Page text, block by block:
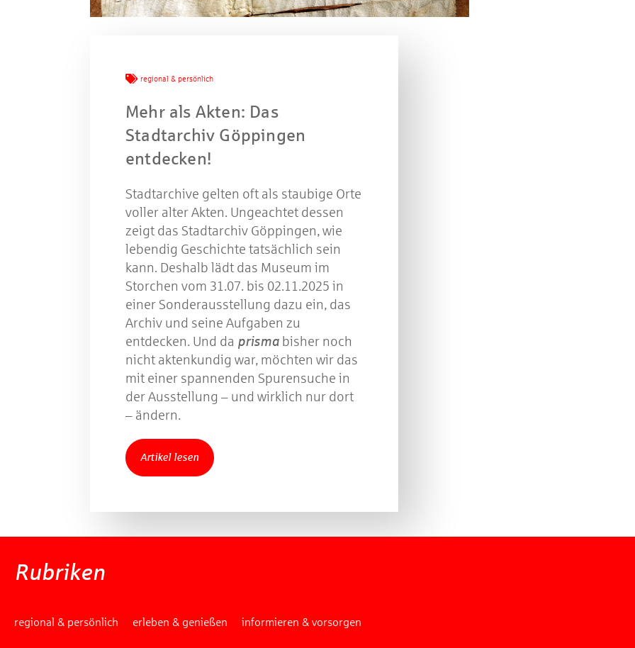
regional & persönlich
Mehr als Akten: Das
Stadtarchiv Göppingen
entdecken!
Stadtarchive gelten oft als staubige Orte
voller alter Akten. Ungeachtet dessen
zeigt das Stadtarchiv Göppingen, wie
lebendig Geschichte tatsächlich sein
kann. Deshalb lädt das Museum im
Storchen vom 31.07. bis 02.11.2025 in
einer Sonderausstellung dazu ein, das
Archiv und seine Aufgaben zu
entdecken. Und da prisma bisher noch
nicht aktenkundig war, möchten wir das
mit einer spannenden Spurensuche in
der Ausstellung – und wirklich nur dort
– ändern.
Artikel lesen
Rubriken
regional & persönlich erleben & genießen informieren & vorsorgen